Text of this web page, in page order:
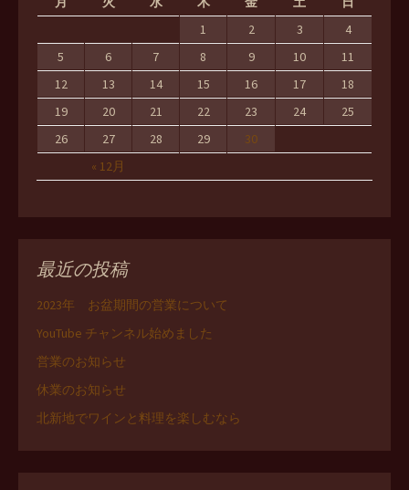
« 12月
1 2 3
4
5
6 7 8 9 10
11
12
13 14 15 16 17
18
19
20 21 22 23 24
25
26
27 28 29 30
最近の投稿
2023年 お盆期間の営業について
YouTube チャンネル始めました
営業のお知らせ
休業のお知らせ
北新地でワインと料理を楽しむなら